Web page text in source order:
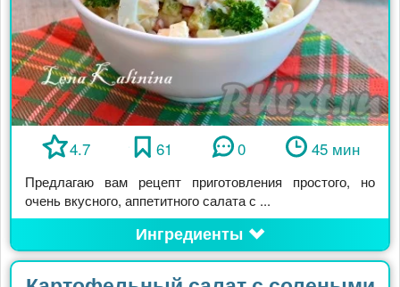
4.7 61 0 45 мин
Предлагаю вам рецепт приготовления простого, но
очень вкусного, аппетитного салата с ...
Ингредиенты